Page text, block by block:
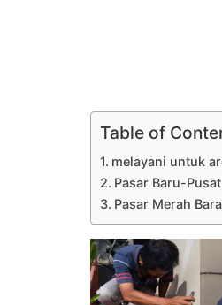
Table of
melayani untuk
Pasar Baru-
Pasar Merah